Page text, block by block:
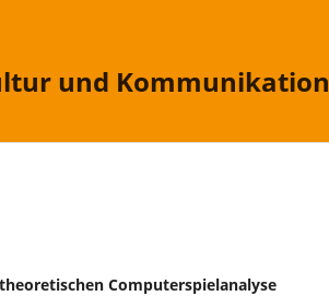
und Kommunikation
Computerspielanalyse